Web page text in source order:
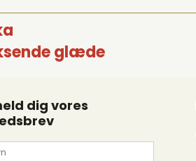
glæde
dig vores